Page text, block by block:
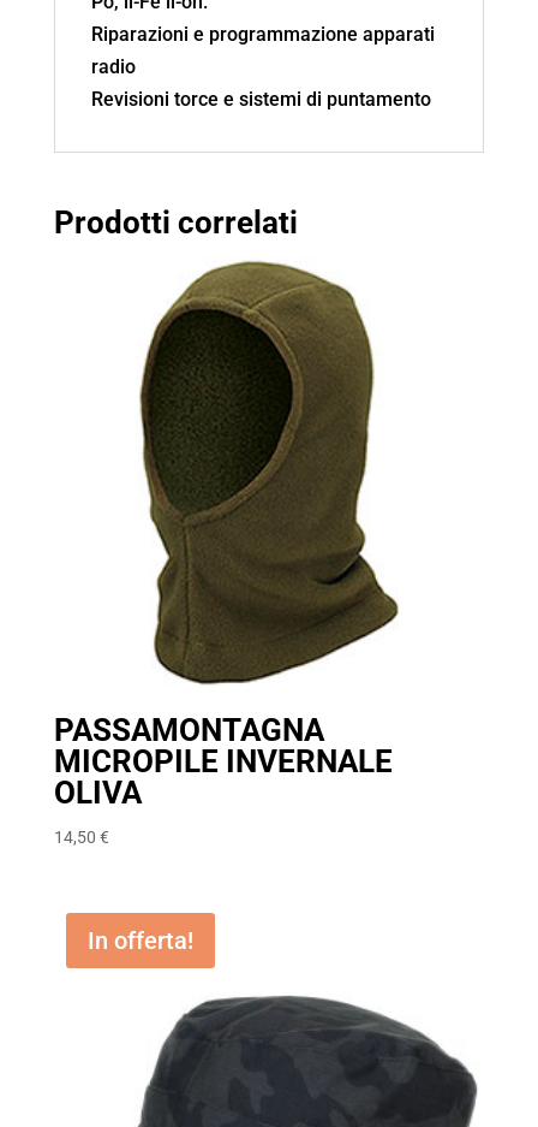
Riparazioni e programmazione apparati
radio
Revisioni torce e sistemi di puntamento
Prodotti correlati
PASSAMONTAGNA
MICROPILE INVERNALE
OLIVA
14,50 €
In offerta!